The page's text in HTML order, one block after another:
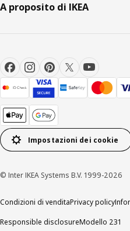
A proposito di IKEA
Impostazioni dei cookie
© Inter IKEA Systems B.V. 1999-2026
Condizioni di venditaPrivacy policy
Responsible disclosureModello 231